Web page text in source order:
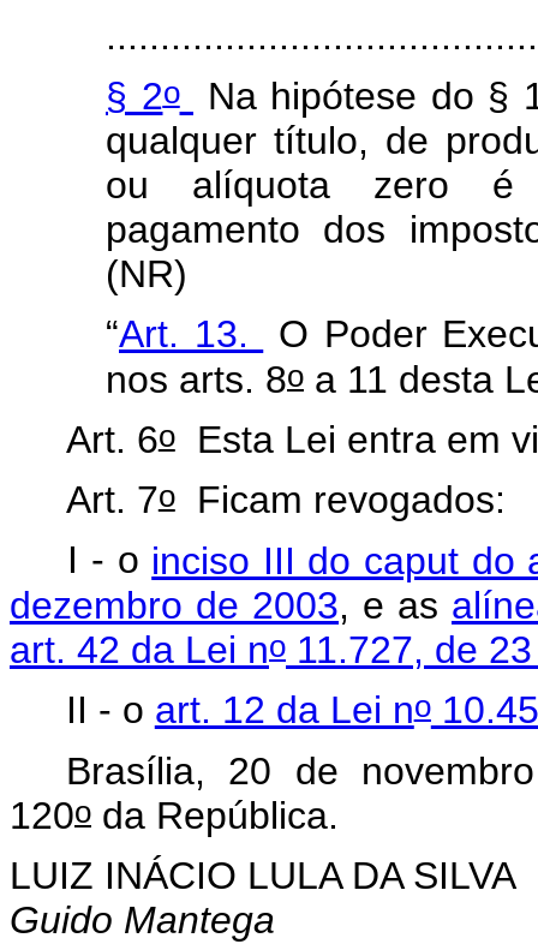
§ 2o
Na hipótese do §
qualquer título, de
ou alíquota zero é
pagamento dos
(NR)
“Art. 13.
O Poder
nos arts. 8o a 11 desta
Art. 6oEsta Lei entra em
Art. 7oFicam revogados:
I - o inciso III do caput do
dezembro de 2003, e as
art. 42 da Lei no 11.727, de
II - o art. 12 da Lei no
Brasília, 20 de
120o da República.
LUIZ INÁCIO LULA DA SILVA
Guido Mantega